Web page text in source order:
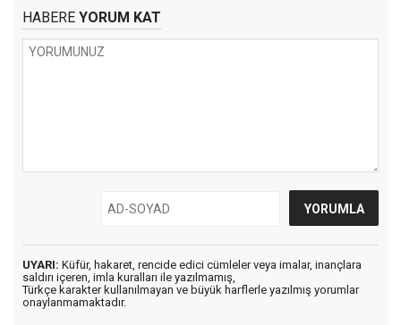
HABERE YORUM KAT
UYARI: Küfür, hakaret, rencide edici cümleler veya imalar, inançlara
saldırı içeren, imla kuralları ile yazılmamış,
Türkçe karakter kullanılmayan ve büyük harflerle yazılmış yorumlar
onaylanmamaktadır.